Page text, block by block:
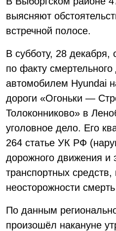
выясняют
встречной полосе.
В субботу, 28 декабря,
по факту
автомобилем Hyundai
дороги «Огоньки —
Толоконниково» в
уголовное дело. Его
264 статье УК РФ
дорожного движения и
транспортных
неосторожности
По данным
произошёл накануне